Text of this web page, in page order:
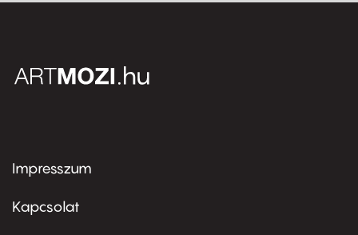
Footer
first
Impresszum
Kapcsolat